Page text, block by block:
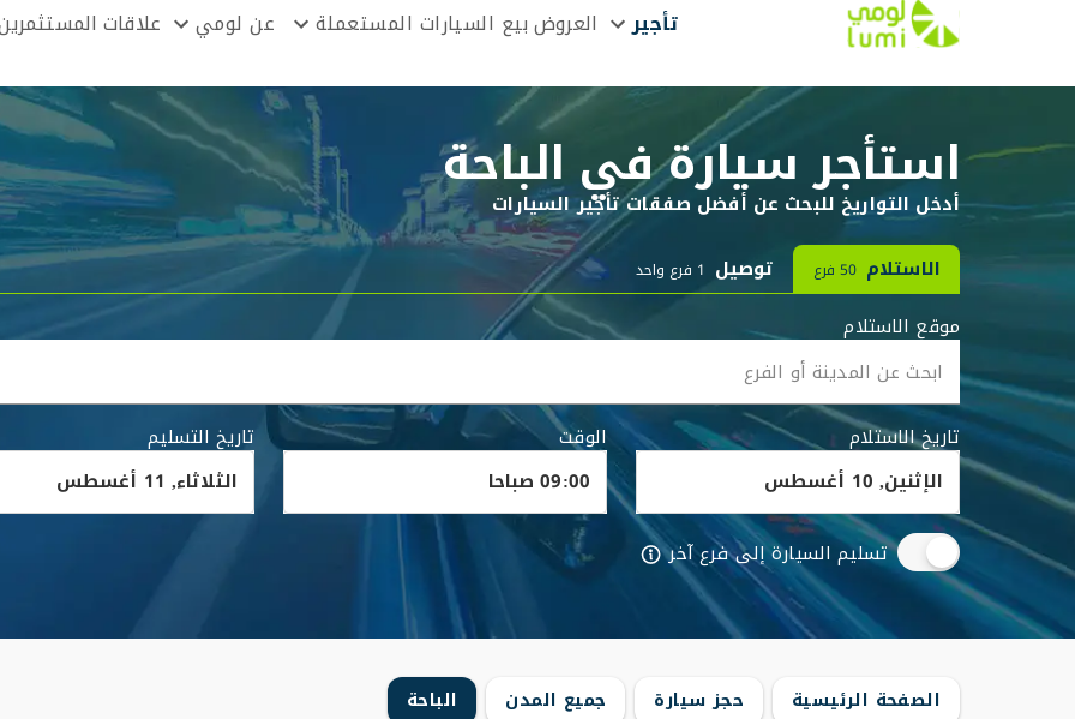
تأجير العروضبيع السيارات المستعملة عن لومي علاقات
استأجر سيارة في الباحة
أدخل التواريخ للبحث عن أفضل صفقات تأجير السيارات
الاستلام 50 فرع توصيل 1 فرع واحد
موقع الاستلام
تاريخ الاستلام الوقت تاريخ التسليم
تسليم السيارة إلى فرع آخر
الصفحة الرئيسية حجز سيارة جميع المدن الباحة